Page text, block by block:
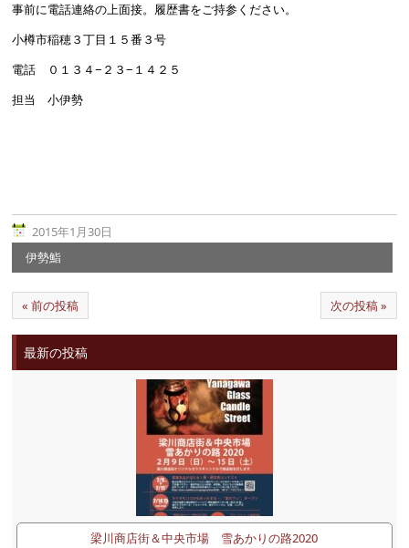
事前に電話連絡の上面接。履歴書をご持参ください。
小樽市稲穂３丁目１５番３号
電話 ０１３４−２３−１４２５
担当 小伊勢
2015年1月30日
伊勢鮨
« 前の投稿 次の投稿 »
最新の投稿
梁川商店街＆中央市場 雪あかりの路2020